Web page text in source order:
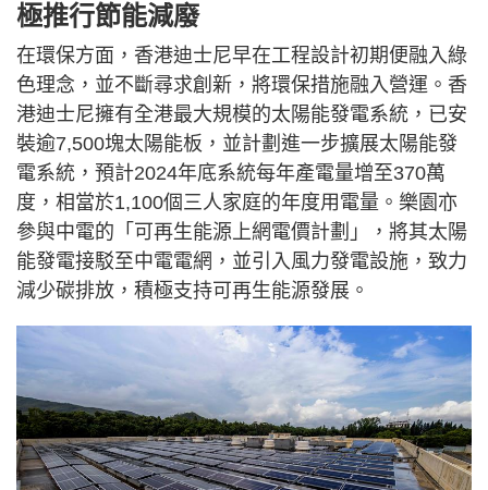
極推行節能減廢
在環保方面，香港迪士尼早在工程設計初期便融入綠
色理念，並不斷尋求創新，將環保措施融入營運。香
港迪士尼擁有全港最大規模的太陽能發電系統，已安
裝逾7,500塊太陽能板，並計劃進一步擴展太陽能發
電系統，預計2024年底系統每年產電量增至370萬
度，相當於1,100個三人家庭的年度用電量。樂園亦
參與中電的「可再生能源上網電價計劃」，將其太陽
能發電接駁至中電電網，並引入風力發電設施，致力
減少碳排放，積極支持可再生能源發展。